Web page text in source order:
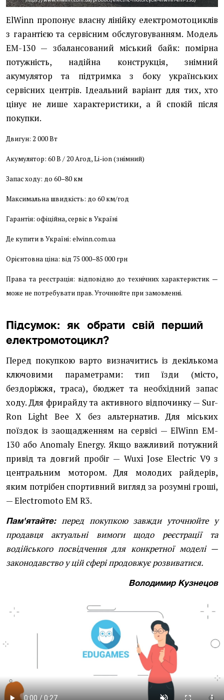
ElWinn пропонує власну лінійку електромотоциклів
з гарантією та сервісним обслуговуванням. Модель
EM-130 — збалансований міський байк: помірна
потужність, надійна конструкція, знімний
акумулятор та підтримка з боку українських
сервісних центрів. Ідеальний варіант для тих, хто
цінує не лише характеристики, а й спокій після
покупки.
Двигун: 2 000 Вт
Акумулятор: 60 В / 20 Агод, Li-ion (знімний)
Запас ходу: до 60–80 км
Максимальна швидкість: до 60 км/год
Гарантія: офіційна, сервіс в Україні
Де купити в Україні: elwinn.com.ua
Орієнтовна ціна: від 75 000–85 000 грн
Права та реєстрація: відповідно до технічних характеристик —
може не потребувати прав. Уточнюйте при замовленні.
Підсумок: як обрати свій перший
електромотоцикл?
Перед покупкою варто визначитись із декількома
ключовими параметрами: тип їзди (місто,
бездоріжжя, траса), бюджет та необхідний запас
ходу. Для фрирайду та активного відпочинку — Sur-
Ron Light Bee X без альтернатив. Для міських
поїздок із заощадженням на сервісі — ElWinn EM-
130 або Anomaly Energy. Якщо важливий потужний
привід та довгий пробіг — Wuxi Jose Electric V9 з
центральним мотором. Для молодих райдерів,
яким потрібен спортивний вигляд за розумні гроші,
— Electromoto EM R3.
Пам'ятайте:перед покупкою завжди уточнюйте у
продавця актуальні вимоги щодо реєстрації та
водійського посвідчення для конкретної моделі —
законодавство у цій сфері продовжує розвиватися.
Володимир Кузнецов